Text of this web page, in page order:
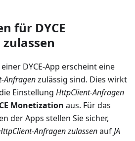
für DYCE
DYCE-App erscheint eine
Anfragenzulässig sind. Dies wirkt
Einstellung HttpClient-Anfragen
Monetization aus. Für das
der Apps stellen Sie sicher,
Anfragen zulassenaufJA